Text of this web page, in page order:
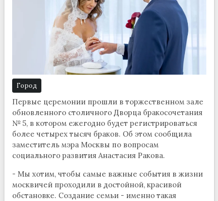
Город
Первые церемонии прошли в торжественном зале
обновленного столичного Дворца бракосочетания
№ 5, в котором ежегодно будет регистрироваться
более четырех тысяч браков. Об этом сообщила
заместитель мэра Москвы по вопросам
социального развития Анастасия Ракова.
- Мы хотим, чтобы самые важные события в жизни
москвичей проходили в достойной, красивой
обстановке. Создание семьи - именно такая